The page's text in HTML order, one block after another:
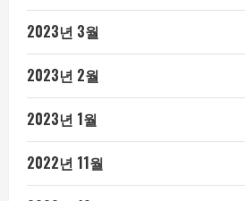
2023년 3월
2023년 2월
2023년 1월
2022년 11월